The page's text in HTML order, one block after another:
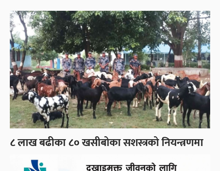
८ लाख बढीका ८० खसीबोका सशस्त्रको नियन्त्रणमा